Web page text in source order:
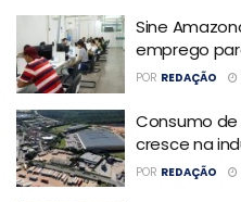
Sine
emprego
POR REDAÇÃO
Consumo
cresce na
POR REDAÇÃO